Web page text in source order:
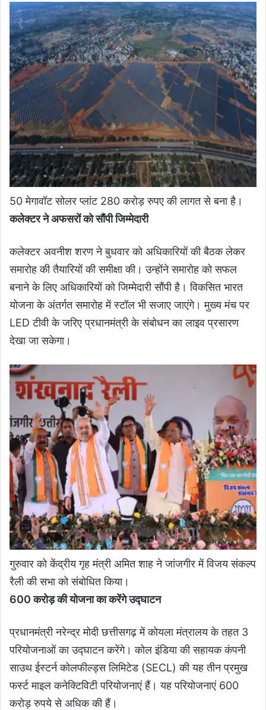
50 मेगावॉट सोलर प्लांट 280 करोड़ रुपए की लागत से बना है।
कलेक्टर ने अफसरों को सौंपी जिम्मेदारी
कलेक्टर अवनीश शरण ने बुधवार को अधिकारियों की बैठक लेकर
समारोह की तैयारियों की समीक्षा की। उन्होंने समारोह को सफल
बनाने के लिए अधिकारियों को जिम्मेदारी सौंपी है। विकसित भारत
योजना के अंतर्गत समारोह में स्टॉल भी सजाए जाएंगे। मुख्य मंच पर
LED टीवी के जरिए प्रधानमंत्री के संबोधन का लाइव प्रसारण
देखा जा सकेगा।
गुरुवार को केंद्रीय गृह मंत्री अमित शाह ने जांजगीर में विजय संकल्प
रैली की सभा को संबोधित किया।
600 करोड़ की योजना का करेंगे उद्घाटन
प्रधानमंत्री नरेन्द्र मोदी छत्तीसगढ़ में कोयला मंत्रालय के तहत 3
परियोजनाओं का उद्घाटन करेंगे। कोल इंडिया की सहायक कंपनी
साउथ ईस्टर्न कोलफील्ड्स लिमिटेड (SECL) की यह तीन प्रमुख
फर्स्ट माइल कनेक्टिविटी परियोजनाएं हैं। यह परियोजनाएं 600
करोड़ रुपये से अधिक की हैं।